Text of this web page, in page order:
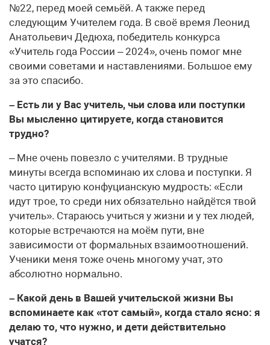
№22, перед моей семьёй. А также перед
следующим Учителем года. В своё время Леонид
Анатольевич Дедюха, победитель конкурса
«Учитель года России – 2024», очень помог мне
своими советами и наставлениями. Большое ему
за это спасибо.
– Есть ли у Вас учитель, чьи слова или поступки
Вы мысленно цитируете, когда становится
трудно?
– Мне очень повезло с учителями. В трудные
минуты всегда вспоминаю их слова и поступки. Я
часто цитирую конфуцианскую мудрость: «Если
идут трое, то среди них обязательно найдётся твой
учитель». Стараюсь учиться у жизни и у тех людей,
которые встречаются на моём пути, вне
зависимости от формальных взаимоотношений.
Ученики меня тоже очень многому учат, это
абсолютно нормально.
– Какой день в Вашей учительской жизни Вы
вспоминаете как «тот самый», когда стало ясно: я
делаю то, что нужно, и дети действительно
учатся?